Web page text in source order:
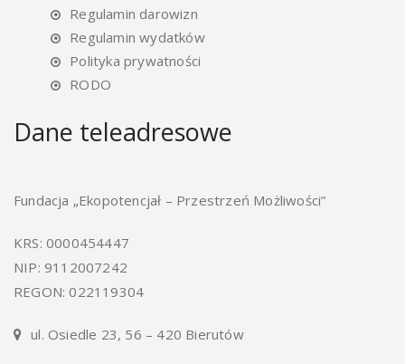
Regulamin darowizn
Regulamin wydatków
Polityka prywatności
RODO
Dane teleadresowe
Fundacja „Ekopotencjał – Przestrzeń Możliwości”
KRS: 0000454447
NIP: 9112007242
REGON: 022119304
ul. Osiedle 23, 56 – 420 Bierutów